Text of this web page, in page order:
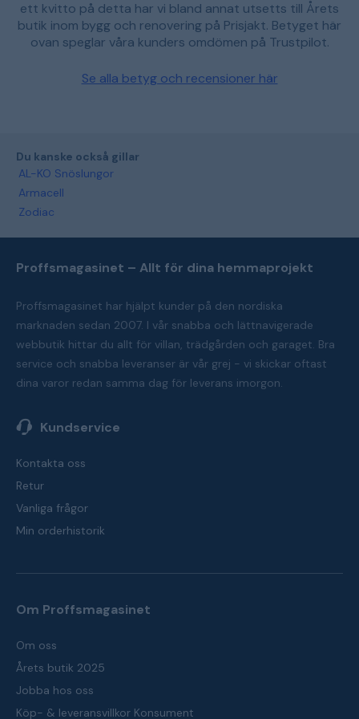
ett kvitto på detta har vi bland annat utsetts till Årets
butik inom bygg och renovering på Prisjakt. Betyget här
ovan speglar våra kunders omdömen på Trustpilot.
Se alla betyg och recensioner här
Du kanske också gillar
AL-KO Snöslungor
Armacell
Zodiac
Proffsmagasinet – Allt för dina hemmaprojekt
Proffsmagasinet har hjälpt kunder på den nordiska
marknaden sedan 2007. I vår snabba och lättnavigerade
webbutik hittar du allt för villan, trädgården och garaget. Bra
service och snabba leveranser är vår grej - vi skickar oftast
dina varor redan samma dag för leverans imorgon.
Kundservice
Kontakta oss
Retur
Vanliga frågor
Min orderhistorik
Om Proffsmagasinet
Om oss
Årets butik 2025
Jobba hos oss
Köp- & leveransvillkor Konsument